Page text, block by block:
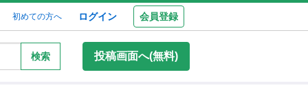
初めての方へ ログイン 会員登録
検索 投稿画面へ(無料)